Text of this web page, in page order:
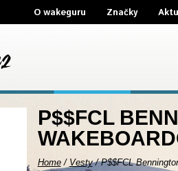
O wakeguru Značky
P$$FCL
Home/ Vesty/P$$FCL